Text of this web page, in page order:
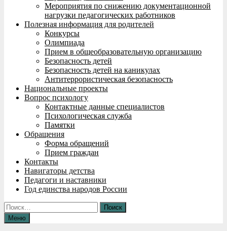
Мероприятия по снижению документационной
нагрузки педагогических работников
Полезная информация для родителей
Конкурсы
Олимпиада
Прием в общеобразовательную организацию
Безопасность детей
Безопасность детей на каникулах
Антитеррористическая безопасность
Национальные проекты
Вопрос психологу
Контактные данные специалистов
Психологическая служба
Памятки
Обращения
Форма обращений
Прием граждан
Контакты
Навигаторы детства
Педагоги и наставники
Год единства народов России
Найти:
Меню